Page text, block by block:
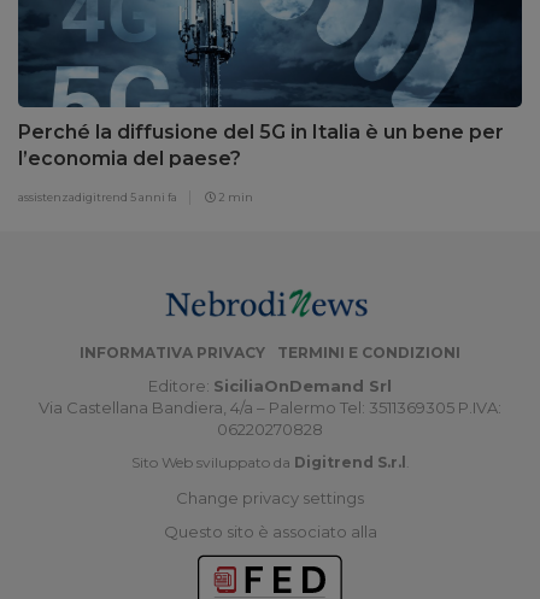
Perché la diffusione del 5G in Italia è un bene per
l’economia del paese?
assistenzadigitrend 5 anni fa 2 min
INFORMATIVA PRIVACY TERMINI E CONDIZIONI
Editore: SiciliaOnDemand Srl
Via Castellana Bandiera, 4/a – Palermo Tel: 3511369305 P.IVA:
06220270828
Sito Web sviluppato da Digitrend S.r.l
Change privacy settings
Questo sito è associato alla